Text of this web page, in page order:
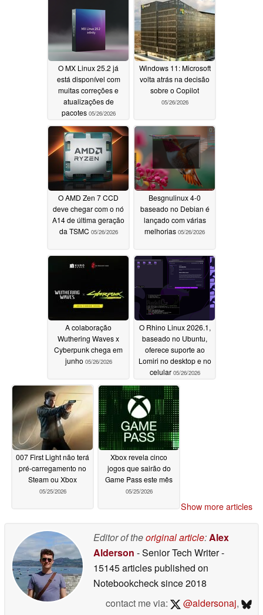
O MX Linux 25.2 já
está disponível com
muitas correções e
atualizações de
pacotes 05/26/2026
Windows 11: Microsoft
volta atrás na decisão
sobre o Copilot
05/26/2026
O AMD Zen 7 CCD
deve chegar com o nó
A14 de última geração
da TSMC 05/26/2026
Besgnulinux 4-0
baseado no Debian é
lançado com várias
melhorias 05/26/2026
A colaboração
Wuthering Waves x
Cyberpunk chega em
junho 05/26/2026
O Rhino Linux 2026.1,
baseado no Ubuntu,
oferece suporte ao
Lomiri no desktop e no
celular 05/26/2026
007 First Light não terá
pré-carregamento no
Steam ou Xbox
05/25/2026
Xbox revela cinco
jogos que sairão do
Game Pass este mês
05/25/2026
Show more articles
Editor of theoriginal article:Alex
Alderson - Senior Tech Writer-
15145 articles published on
Notebookchecksince 2018
contact me via:
@aldersonaj,